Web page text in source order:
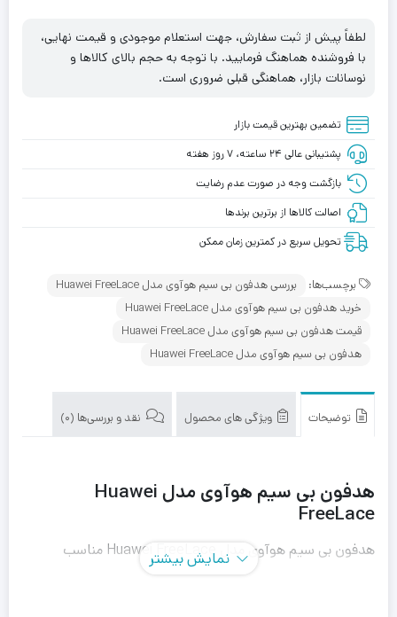
لطفاً پیش از ثبت سفارش، جهت استعلام موجودی و قیمت نهایی،
با فروشنده هماهنگ فرمایید. با توجه به حجم بالای کالاها و
نوسانات بازار، هماهنگی قبلی ضروری است.
تضمین بهترین قیمت بازار
پشتیبانی عالی ۲۴ ساعته، ۷ روز هفته
بازگشت وجه در صورت عدم رضایت
اصالت کالاها از برترین برندها
تحویل سریع در کمترین زمان ممکن
برچسب‌ها:
بررسی هدفون بی سیم هوآوی مدل Huawei FreeLace
خرید هدفون بی سیم هوآوی مدل Huawei FreeLace
قیمت هدفون بی سیم هوآوی مدل Huawei FreeLace
هدفون بی سیم هوآوی مدل Huawei FreeLace
توضیحات ویژگی های محصول نقد و بررسی‌ها (0)
هدفون بی سیم هوآوی مدل Huawei
FreeLace
هدفون بی سیم هوآوی مدل Huawei FreeLace مناسب
نمایش بیشتر